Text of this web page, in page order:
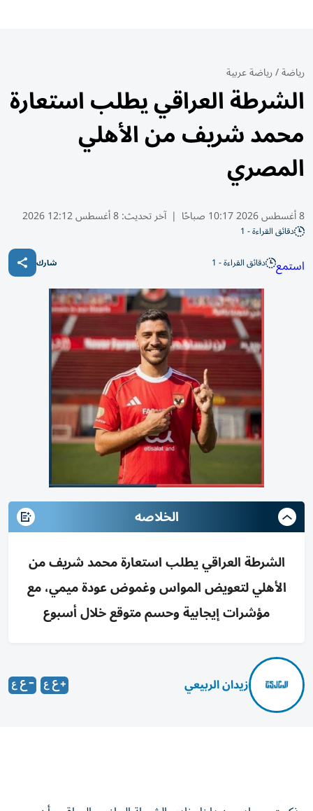
رياضة/رياضة عربية
الشرطة العراقي يطلب استعارة
محمد شريف من الأهلي
المصري
8 أغسطس 2026 10:17 صباحًا | آخر تحديث:8 أغسطس 12:12 2026
دقائق القراءة - 1
استمع دقائق القراءة - 1 شارك
الخلاصه
الشرطة العراقي يطلب استعارة محمد شريف من
الأهلي لتعويض المواس وغموض عودة ميمي، مع
مؤشرات إيجابية وحسم متوقع خلال أسبوع
زيدان الربيعي
ذكرت مصادر من داخل نادي الشرطة الرياضي العراقي، أن